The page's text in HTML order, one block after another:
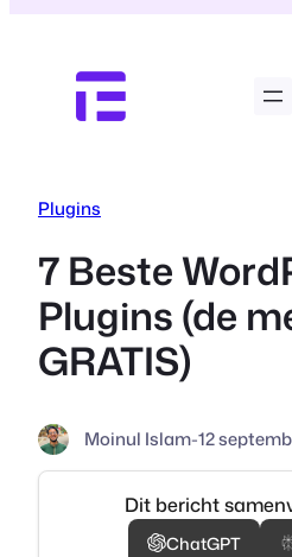
Plugins
7 Beste
Plugins (de
GRATIS)
Moinul Islam-12
Dit bericht
ChatGPT